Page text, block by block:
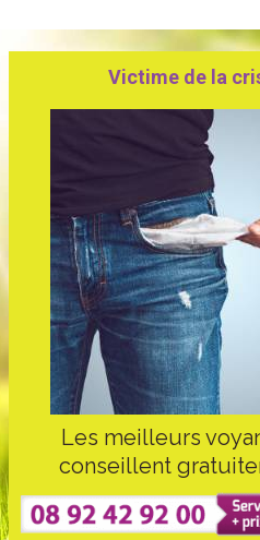
Victime de la
Les meilleurs
conseillent